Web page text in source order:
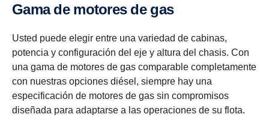
Gama de motores de gas
Usted puede elegir entre una variedad de cabinas,
potencia y configuración del eje y altura del chasis. Con
una gama de motores de gas comparable completamente
con nuestras opciones diésel, siempre hay una
especificación de motores de gas sin compromisos
diseñada para adaptarse a las operaciones de su flota.